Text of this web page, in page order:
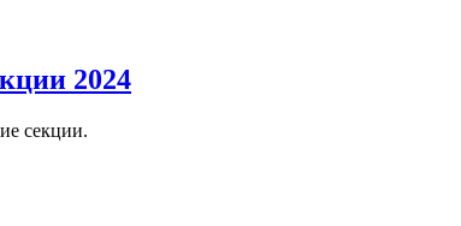
2024
секции.